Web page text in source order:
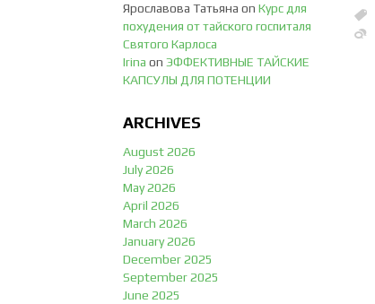
Ярославова Татьяна on Курс для
похудения от тайского госпиталя
Святого Карлоса
Irina on ЭФФЕКТИВНЫЕ ТАЙСКИЕ
КАПСУЛЫ ДЛЯ ПОТЕНЦИИ
ARCHIVES
August 2026
July 2026
May 2026
April 2026
March 2026
January 2026
December 2025
September 2025
June 2025